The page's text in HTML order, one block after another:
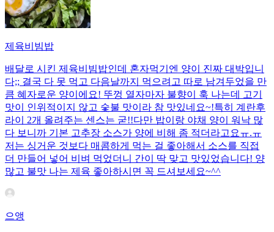
제육비빔밥
배달로 시킨 제육비빔밥인데 혼자먹기엔 양이 진짜 대박입니
다;; 결국 다 못 먹고 다음날까지 먹으려고 따로 남겨두었을 만
큼 혜자로운 양이에요! 뚜껑 열자마자 불향이 훅 나는데 고기
맛이 인위적이지 않고 숯불 맛이라 참 맛있네요~!특히 계란후
라이 2개 올려주는 센스는 굳!! ​다만 밥이랑 야채 양이 워낙 많
다 보니까 기본 고추장 소스가 양에 비해 좀 적더라고요ㅠ.ㅠ
저는 싱거운 것보다 매콤하게 먹는 걸 좋아해서 소스를 직접
더 만들어 넣어 비벼 먹었더니 간이 딱 맞고 맛있었습니다! 양
많고 불맛 나는 제육 좋아하시면 꼭 드셔보세요~^^
으앵